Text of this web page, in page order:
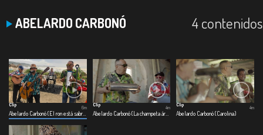
ABELARDO CARBONÓ 4 contenidos
Clip
6m
Clip
Abelardo Carbonó (La champeta árabe)
4m
Clip
Abelardo Carbonó (Carolina)
4m